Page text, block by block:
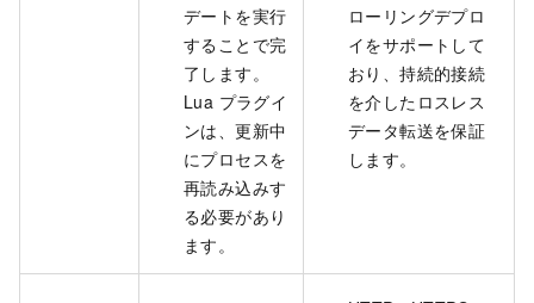
デートを実行
することで完
了します。
Lua プラグイ
ンは、更新中
にプロセスを
再読み込みす
る必要があり
ます。
ローリングデプロ
イをサポートして
おり、持続的接続
を介したロスレス
データ転送を保証
します。